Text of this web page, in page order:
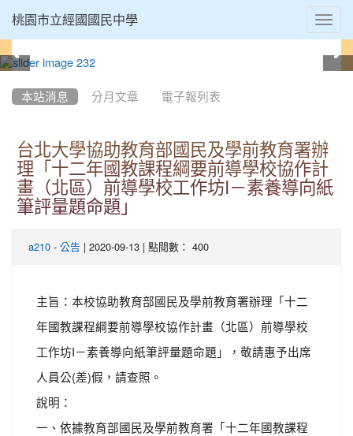
桃園市立經國國民中學
本站消息 分月文章 電子報列表
台北大學協助教育部國民及學前教育署辦
理「十二年國教課程綱要前導學校協作計
畫（北區）前導學校工作坊I－素養導向紙
筆評量題命題」
a210 - 公告 | 2020-09-13 | 點閱數： 400
主旨：本校協助教育部國民及學前教育署辦理「十二
年國教課程綱要前導學校協作計畫（北區）前導學校
工作坊I－素養導向紙筆評量題命題」，敬請惠予出席
人員公(差)假，請查照。
說明：
一、依據教育部國民及學前教育署「十二年國教課程